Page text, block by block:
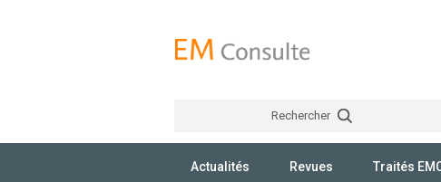
Rechercher
Actualités Revues Traités